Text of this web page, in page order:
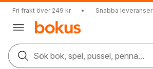
Fri frakt över 249 kr • Snabba leveranser
Sök bok, spel, pussel, penna...